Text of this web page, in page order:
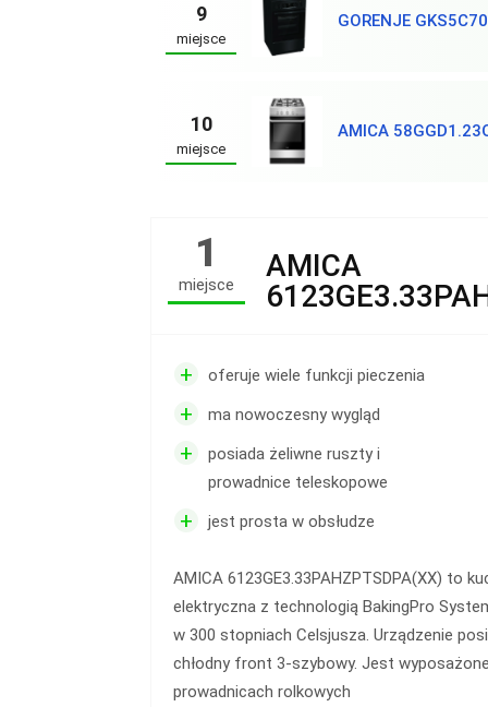
9
miejsce
GORENJE GKS5C70
10
miejsce
AMICA
1
miejsce
AMICA
+ oferuje wiele funkcji pieczenia
+ ma nowoczesny wygląd
+
posiada żeliwne ruszty i
prowadnice teleskopowe
+ jest prosta w obsłudze
AMICA 6123GE3.33PAHZPTSDPA(XX) to
elektryczna z technologią BakingPro
w 300 stopniach Celsjusza. Urządzenie
chłodny front 3-szybowy. Jest
prowadnicach rolkowych